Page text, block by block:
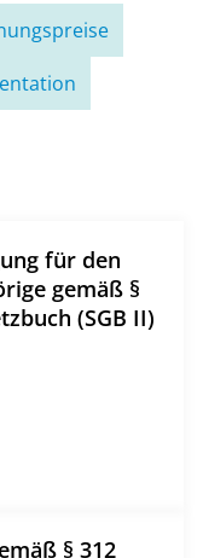
für den
gemäß §
(SGB II)
§ 312